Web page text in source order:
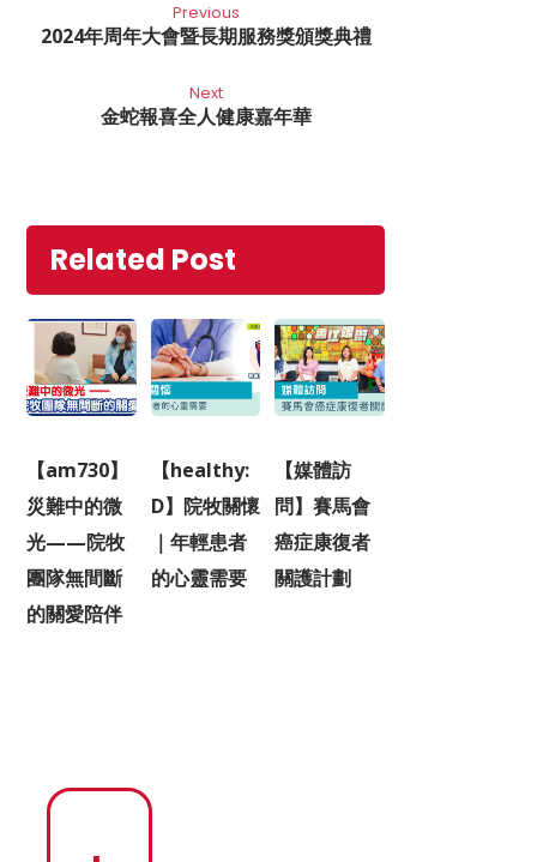
Previous
2024年周年大會暨長期服務獎頒獎典禮
Next
金蛇報喜全人健康嘉年華
Related Post
【am730】
災難中的微
光——院牧
團隊無間斷
的關愛陪伴
【healthy:
D】院牧關懷
｜年輕患者
的心靈需要
【媒體訪
問】賽馬會
癌症康復者
關護計劃